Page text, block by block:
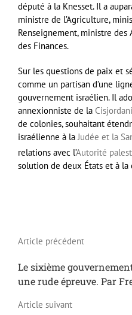
député à la Knesset. Il a
ministre de l’Agriculture,
Renseignement, ministre
des Finances.
Sur les questions de paix et
comme un partisan d’une
gouvernement israélien. Il
annexionniste de la
de colonies, souhaitant
israélienne à laJudée et la
relations avec l’Autorité
solution de deux États et à la
Article précédent
Le sixième
une rude épreuve. Par
Article suivant